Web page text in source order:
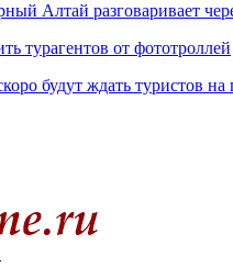
Алтай разговаривает
турагентов от фототроллей
будут ждать туристов на